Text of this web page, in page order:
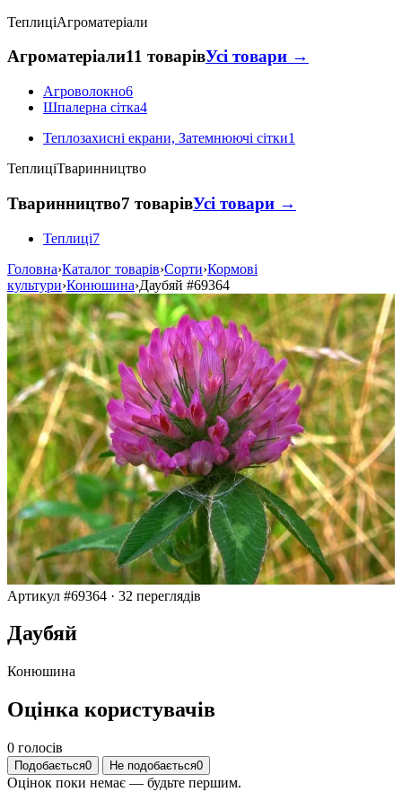
ТеплиціАгроматеріали
Агроматеріали11 товарівУсі товари →
Агроволокно6
Шпалерна сітка4
Теплозахисні екрани, Затемнюючі сітки1
ТеплиціТваринництво
Тваринництво7 товарівУсі товари →
Теплиці7
Головна›Каталог товарів›Сорти›Кормові
культури›Конюшина›Даубяй #69364
Артикул #69364 · 32 переглядів
Даубяй
Конюшина
Оцінка користувачів
0 голосів
Подобається0 Не подобається0
Оцінок поки немає — будьте першим.